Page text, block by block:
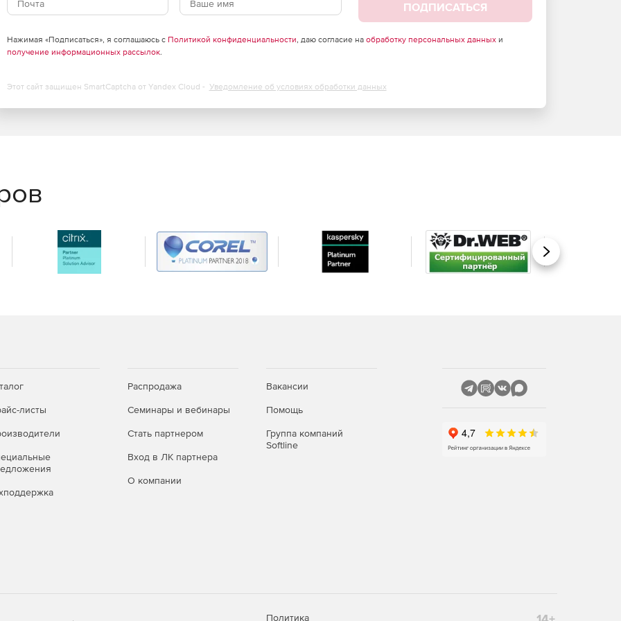
365 для коммерческих и государственных
доступная для одноразовой "постоянной"
и Mac). Office LTSC 2021 представляет собой
повышения производительности от Microsoft,
лицензировании.
администраторами предприятий пользователям
на объем доступны для устройств,
улучшить электронную коммуникацию. Важно
почтового клиента, чтобы убедиться, что ваше
преимуществ использования Microsoft Outlook:
категории по владельцам бизнеса и сотрудникам.
писем и контактов для повышения
ПОДПИСАТЬСЯ
Нажимая «Подписаться», я соглашаюсь с Политикой конфиденциальности, даю согласие на обработку персональных данныхи
получение информационных рассылок.
Этот сайт защищен SmartCaptcha от Yandex Cloud - Уведомление об условиях обработки данных
Вперед
листы
Распродажа
Семинары и вебинары
Стать партнером
Вход в ЛК партнера
О компании
Вакансии
Помощь
Группа компаний
Softline
Политика